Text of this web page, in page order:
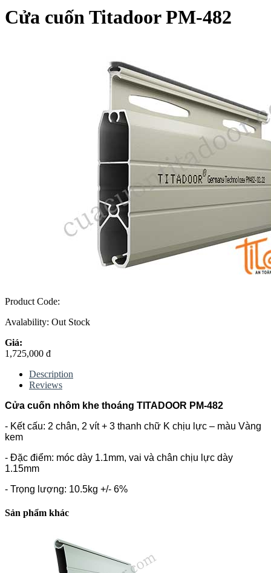
Cửa cuốn Titadoor PM-482
Product Code:
Avalability: Out Stock
Giá:
1,725,000 đ
Description
Reviews
Cửa cuốn nhôm khe thoáng TITADOOR PM-482
- Kết cấu: 2 chân, 2 vít + 3 thanh chữ K chịu lực – màu Vàng
kem
- Đặc điểm: móc dày 1.1mm, vai và chân chịu lực dày
1.15mm
- Trọng lượng: 10.5kg +/- 6%
Sản phẩm khác